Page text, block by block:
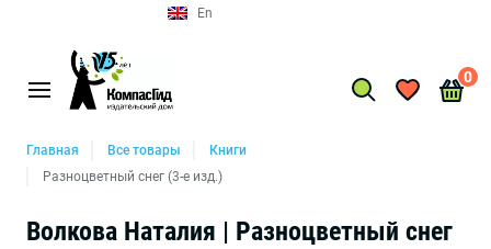
Главная Все товары
Книги
Разноцветный снег (3-е изд.)
Волкова Наталия | Разноцветный снег
En
0